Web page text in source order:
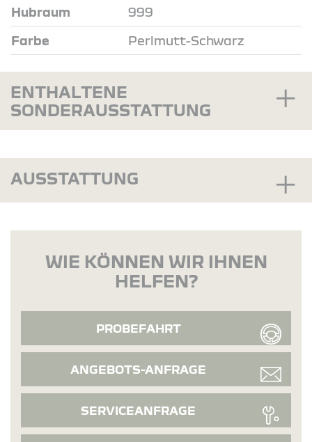
Hubraum 999
Farbe Perlmutt-Schwarz
ENTHALTENE
SONDERAUSSTATTUNG
AUSSTATTUNG
WIE KÖNNEN WIR IHNEN
HELFEN?
PROBEFAHRT
ANGEBOTS-ANFRAGE
SERVICEANFRAGE